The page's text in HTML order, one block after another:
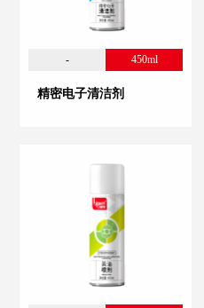
- 450ml
精密电子清洁剂